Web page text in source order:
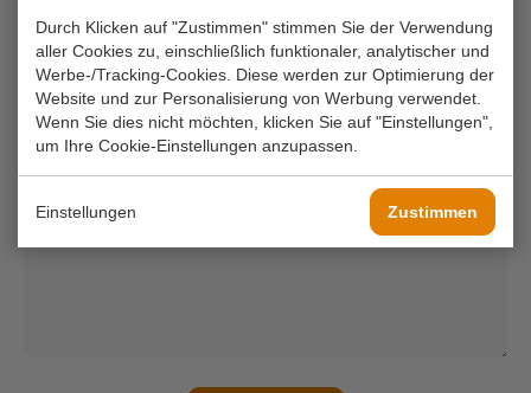
Durch Klicken auf "Zustimmen" stimmen Sie der Verwendung
aller Cookies zu, einschließlich funktionaler, analytischer und
Werbe-/Tracking-Cookies. Diese werden zur Optimierung der
Website und zur Personalisierung von Werbung verwendet.
Wenn Sie dies nicht möchten, klicken Sie auf "Einstellungen",
um Ihre Cookie-Einstellungen anzupassen.
Einstellungen Zustimmen
Ihre E-Mail-Adresse*
Ihr Telefon
Anfrage*